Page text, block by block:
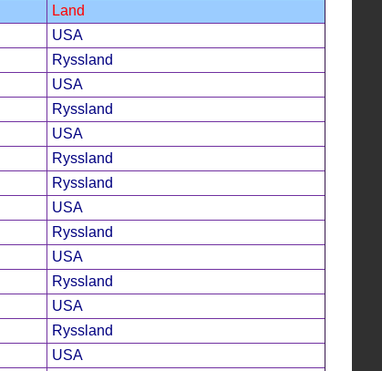
Land
USA
Ryssland
USA
Ryssland
USA
Ryssland
Ryssland
USA
Ryssland
USA
Ryssland
USA
Ryssland
USA